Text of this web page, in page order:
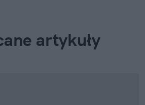
artykuły